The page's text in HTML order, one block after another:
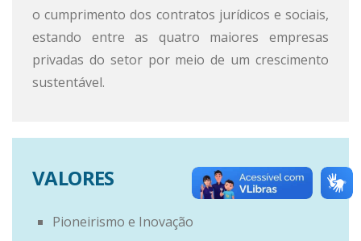
o cumprimento dos contratos jurídicos e sociais,
estando entre as quatro maiores empresas
privadas do setor por meio de um crescimento
sustentável.
VALORES
Pioneirismo e Inovação